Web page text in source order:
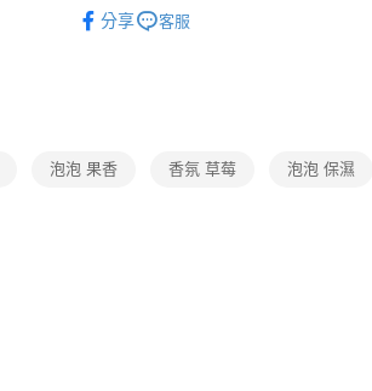
分享
客服
泡泡 果香 香氛 草莓 泡泡 保濕